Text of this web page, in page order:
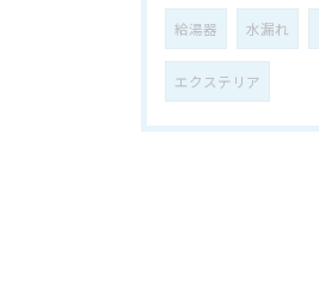
給湯器 水漏れ
エクステリア